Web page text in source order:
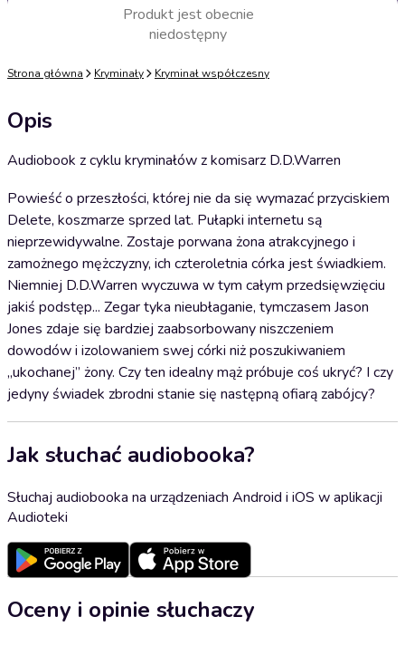
Produkt jest obecnie
niedostępny
Strona główna Kryminały Kryminał współczesny
Opis
Audiobook z cyklu kryminałów z komisarz D.D.Warren
Powieść o przeszłości, której nie da się wymazać przyciskiem
Delete, koszmarze sprzed lat. Pułapki internetu są
nieprzewidywalne. Zostaje porwana żona atrakcyjnego i
zamożnego mężczyzny, ich czteroletnia córka jest świadkiem.
Niemniej D.D.Warren wyczuwa w tym całym przedsięwzięciu
jakiś podstęp... Zegar tyka nieubłaganie, tymczasem Jason
Jones zdaje się bardziej zaabsorbowany niszczeniem
dowodów i izolowaniem swej córki niż poszukiwaniem
„ukochanej” żony. Czy ten idealny mąż próbuje coś ukryć? I czy
jedyny świadek zbrodni stanie się następną ofiarą zabójcy?
Jak słuchać audiobooka?
Słuchaj audiobooka na urządzeniach Android i iOS w aplikacji
Audioteki
Oceny i opinie słuchaczy